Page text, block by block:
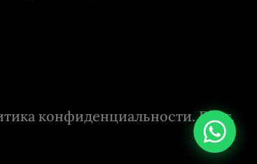
конфиденциальности. Блог.